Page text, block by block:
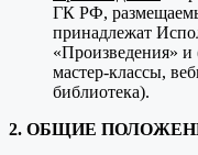
ГК РФ,
принадлежат
«Произведения»
мастер-классы,
библиотека).
2. ОБЩИЕ